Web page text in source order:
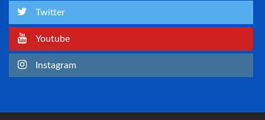
Twitter
Youtube
Instagram